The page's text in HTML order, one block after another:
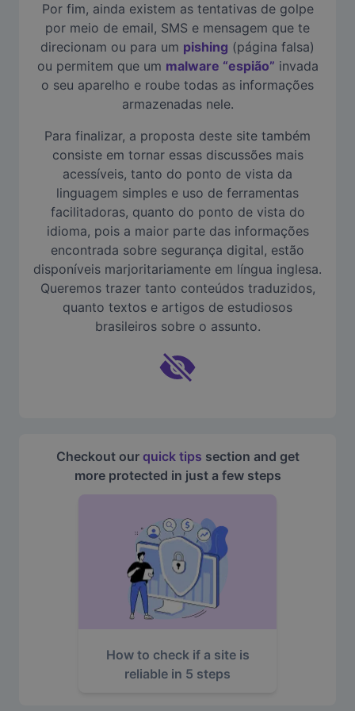
Por fim, ainda existem as tentativas de golpe
por meio de email, SMS e mensagem que te
direcionam ou para um pishing (página falsa)
ou permitem que um malware “espião” invada
o seu aparelho e roube todas as informações
armazenadas nele.
Para finalizar, a proposta deste site também
consiste em tornar essas discussões mais
acessíveis, tanto do ponto de vista da
linguagem simples e uso de ferramentas
facilitadoras, quanto do ponto de vista do
idioma, pois a maior parte das informações
encontrada sobre segurança digital, estão
disponíveis marjoritariamente em língua inglesa.
Queremos trazer tanto conteúdos traduzidos,
quanto textos e artigos de estudiosos
brasileiros sobre o assunto.
Checkout our quick tips section and get
more protected in just a few steps
How to check if a site is
reliable in 5 steps